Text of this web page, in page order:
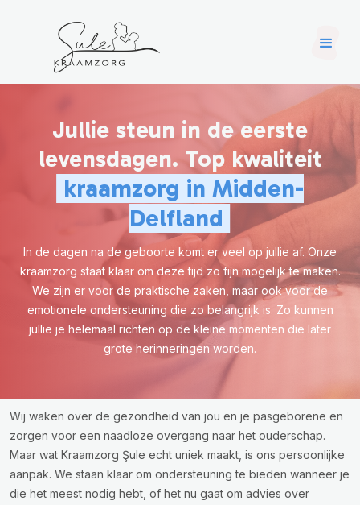
Jullie steun in de eerste
levensdagen. Top kwaliteit
kraamzorg in Midden-
Delfland
In de dagen na de geboorte komt er veel op jullie af. Onze
kraamzorg staat klaar om deze tijd zo fijn mogelijk te maken.
We zijn er voor de praktische zaken, maar ook voor de
emotionele ondersteuning die zo belangrijk is. Zo kunnen
jullie je helemaal richten op de kleine momenten die later
grote herinneringen worden.
Wij waken over de gezondheid van jou en je pasgeborene en
zorgen voor een naadloze overgang naar het ouderschap.
Maar wat Kraamzorg Şule echt uniek maakt, is ons persoonlijke
aanpak. We staan klaar om ondersteuning te bieden wanneer je
die het meest nodig hebt, of het nu gaat om advies over